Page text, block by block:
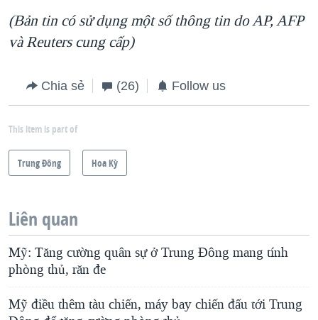
(Bản tin có sử dụng một số thông tin do AP, AFP
và Reuters cung cấp)
Chia sẻ (26) Follow us
This item is part of
Trung Ðông Hoa Kỳ
Liên quan
Mỹ: Tăng cường quân sự ở Trung Đông mang tính
phòng thủ, răn đe
Mỹ điều thêm tàu ​​chiến, máy bay chiến đấu tới Trung